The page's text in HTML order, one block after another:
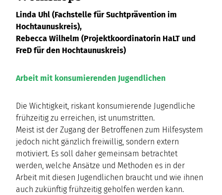
Linda Uhl (Fachstelle für Suchtprävention im
Hochtaunuskreis),
Rebecca Wilhelm (Projektkoordinatorin HaLT und
FreD für den Hochtaunuskreis)
Arbeit mit konsumierenden Jugendlichen
Die Wichtigkeit, riskant konsumierende Jugendliche
frühzeitig zu erreichen, ist unumstritten.
Meist ist der Zugang der Betroffenen zum Hilfesystem
jedoch nicht gänzlich freiwillig, sondern extern
motiviert. Es soll daher gemeinsam betrachtet
werden, welche Ansätze und Methoden es in der
Arbeit mit diesen Jugendlichen braucht und wie ihnen
auch zukünftig frühzeitig geholfen werden kann.